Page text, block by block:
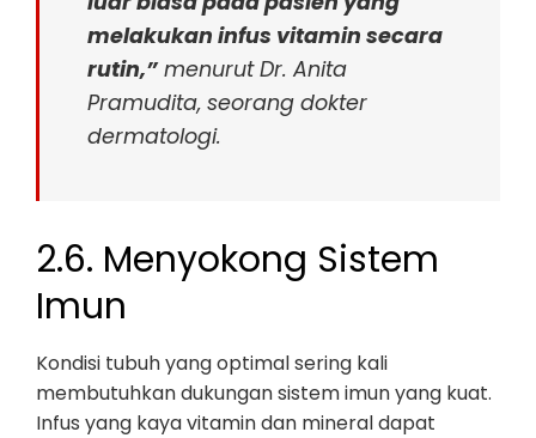
melakukan infus vitamin secara
rutin,”menurut Dr. Anita
Pramudita, seorang dokter
dermatologi.
2.6. Menyokong Sistem
Imun
Kondisi tubuh yang optimal sering kali
membutuhkan dukungan sistem imun yang kuat.
Infus yang kaya vitamin dan mineral dapat